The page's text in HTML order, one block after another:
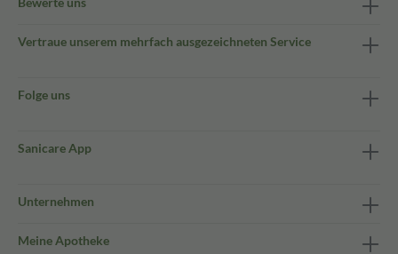
Vertraue unserem mehrfach ausgezeichneten Service
Folge uns
Sanicare App
Unternehmen
Meine Apotheke